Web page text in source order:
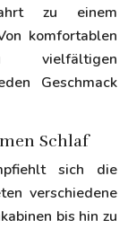
zu einem
komfortablen
Geschmack
Schlaf
sich die
verschiedene
bis hin zu